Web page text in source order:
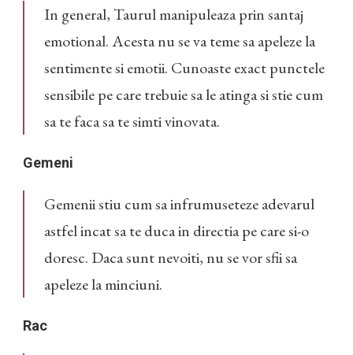
In general, Taurul manipuleaza prin santaj
emotional. Acesta nu se va teme sa apeleze la
sentimente si emotii. Cunoaste exact punctele
sensibile pe care trebuie sa le atinga si stie cum
sa te faca sa te simti vinovata.
Gemeni
Gemenii stiu cum sa infrumuseteze adevarul
astfel incat sa te duca in directia pe care si-o
doresc. Daca sunt nevoiti, nu se vor sfii sa
apeleze la minciuni.
Rac